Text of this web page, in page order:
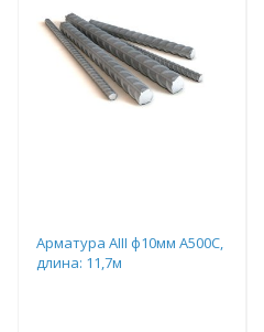
Арматура АIII ф10мм А500С,
длина: 11,7м